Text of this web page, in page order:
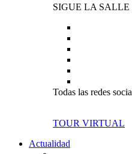
SIGUE LA SALLE
Todas las redes
TOUR VIRTUAL
Actualidad